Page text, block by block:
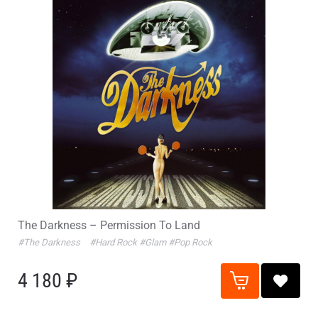
The Darkness – Permission To Land
#The Darkness #Hard Rock #Glam #Pop Rock
4 180 ₽